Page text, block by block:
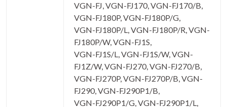
VGN-FJ, VGN-FJ170, VGN-FJ170/B,
VGN-FJ180P, VGN-FJ180P/G,
VGN-FJ180P/L, VGN-FJ180P/R, VGN-
FJ180P/W, VGN-FJ1S,
VGN-FJ1S/L, VGN-FJ1S/W, VGN-
FJ1Z/W, VGN-FJ270, VGN-FJ270/B,
VGN-FJ270P, VGN-FJ270P/B, VGN-
FJ290, VGN-FJ290P1/B,
VGN-FJ290P1/G, VGN-FJ290P1/L,